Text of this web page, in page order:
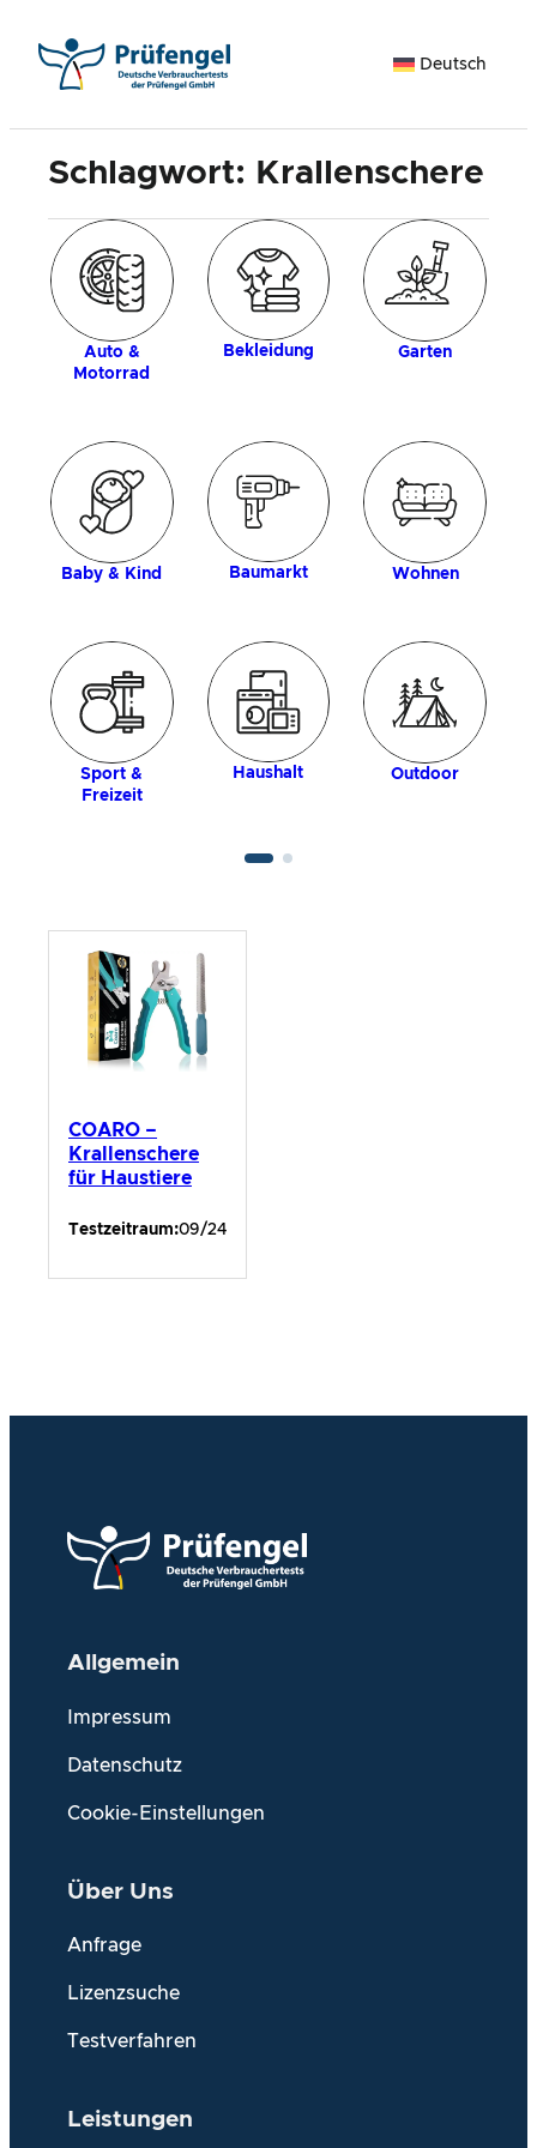
Inhalt
springen
Deutsch
Schlagwort: Krallenschere
Auto &
Motorrad
Bekleidung Garten
Baby & Kind Baumarkt Wohnen
Sport &
Freizeit
Haushalt Outdoor
COARO –
Krallenschere
für Haustiere
Testzeitraum:09/24
Allgemein
Impressum
Datenschutz
Cookie-Einstellungen
Über Uns
Anfrage
Lizenzsuche
Testverfahren
Leistungen